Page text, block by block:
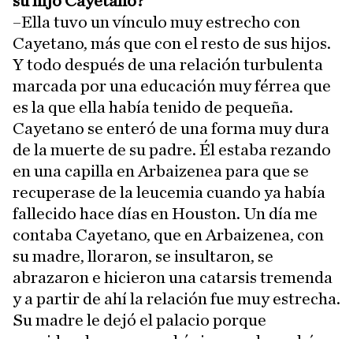
–Ella tuvo un vínculo muy estrecho con
Cayetano, más que con el resto de sus hijos.
Y todo después de una relación turbulenta
marcada por una educación muy férrea que
es la que ella había tenido de pequeña.
Cayetano se enteró de una forma muy dura
de la muerte de su padre. Él estaba rezando
en una capilla en Arbaizenea para que se
recuperase de la leucemia cuando ya había
fallecido hace días en Houston. Un día me
contaba Cayetano, que en Arbaizenea, con
su madre, lloraron, se insultaron, se
abrazaron e hicieron una catarsis tremenda
y a partir de ahí la relación fue muy estrecha.
Su madre le dejó el palacio porque